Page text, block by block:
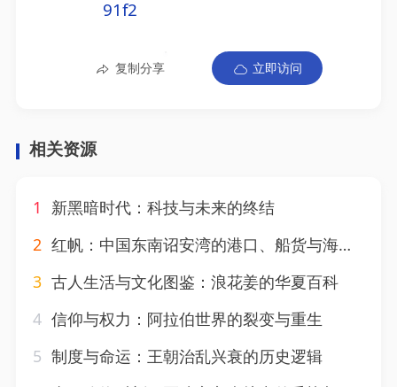
91f2
复制分享 立即访问
相关资源
1
新黑暗时代：科技与未来的终结
2 红帆：中国东南诏安湾的港口、船货与海洋遗产
3 古人生活与文化图鉴：浪花姜的华夏百科
4 信仰与权力：阿拉伯世界的裂变与重生
5 制度与命运：王朝治乱兴衰的历史逻辑